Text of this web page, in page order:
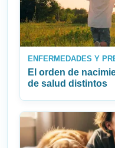
ENFERMEDADES Y
El orden de
de salud distintos